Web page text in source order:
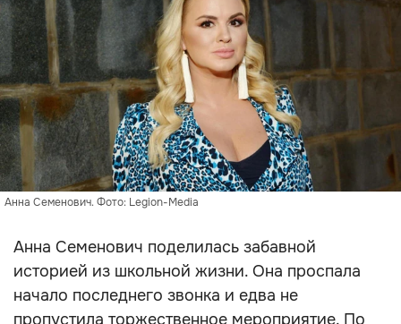
Анна Семенович. Фото: Legion-Media
Анна Семенович поделилась забавной
историей из школьной жизни. Она проспала
начало последнего звонка и едва не
пропустила торжественное мероприятие. По